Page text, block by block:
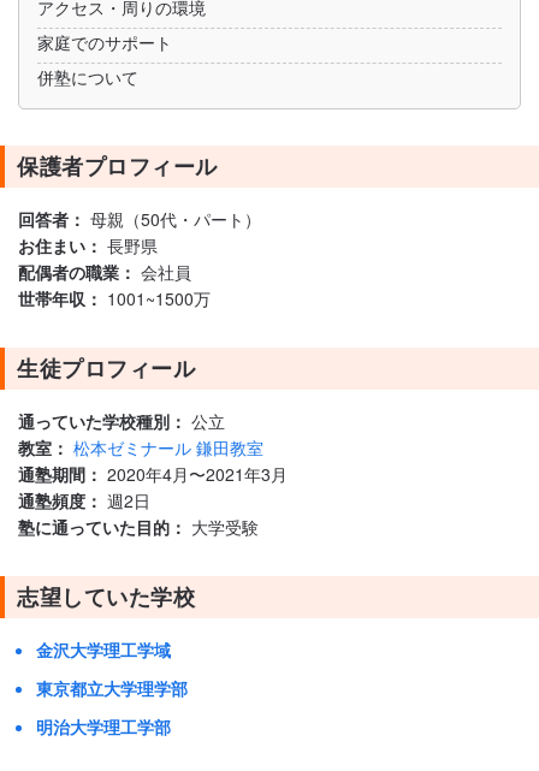
アクセス・周りの環境
家庭でのサポート
併塾について
保護者プロフィール
回答者： 母親（50代・パート）
お住まい： 長野県
配偶者の職業： 会社員
世帯年収： 1001~1500万
生徒プロフィール
通っていた学校種別： 公立
教室： 松本ゼミナール 鎌田教室
通塾期間： 2020年4月〜2021年3月
通塾頻度： 週2日
塾に通っていた目的： 大学受験
志望していた学校
金沢大学理工学域
東京都立大学理学部
明治大学理工学部